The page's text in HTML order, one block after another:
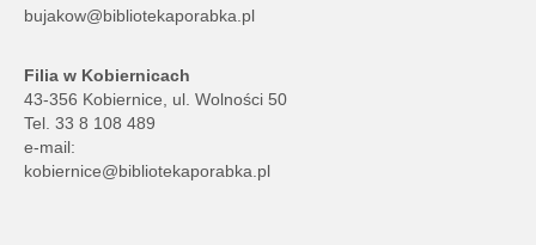
bujakow@bibliotekaporabka.pl
Filia w Kobiernicach
43-356 Kobiernice, ul. Wolności 50
Tel. 33 8 108 489
e-mail:
kobiernice@bibliotekaporabka.pl